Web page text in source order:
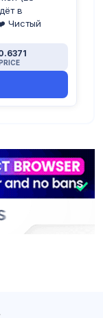
в
Чистый
PRICE